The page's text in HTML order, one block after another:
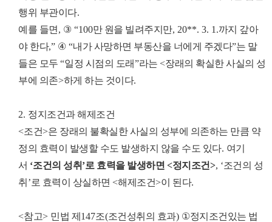
행위 부관이다.
예를 들면 , ③ “100만 원을 빌려주지만, 20**. 3. 1.까지 갚아
야 한다,” ④ “내가 사망하면 부동산을 너에게 주겠다”는 말
들은 모두 “일정 시점의 도래”라는 <장래의 확실한 사실의 성
부에 의존>하게 하는 것이다.
2. 정지조건과 해제조건
<조건>은 장래의 불확실한 사실의 성부에 의존하는 만큼 약
정의 효력이 발생할 수도 발생하지 않을 수도 있다. 여기
서 ‘조건의 성취 ’로 효력을 발생하면 <정지조건>, ‘조건의 성
취 ’ 로 효력이 상실하면 <해제조건>이 된다.
<참고> 민법 제 147조(조건성취의 효과) ①정지조건있는 법